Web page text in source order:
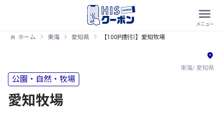
ホーム 東海 愛知県 【100円割引】愛知牧場
東海/ 愛知県
公園・自然・牧場
愛知牧場